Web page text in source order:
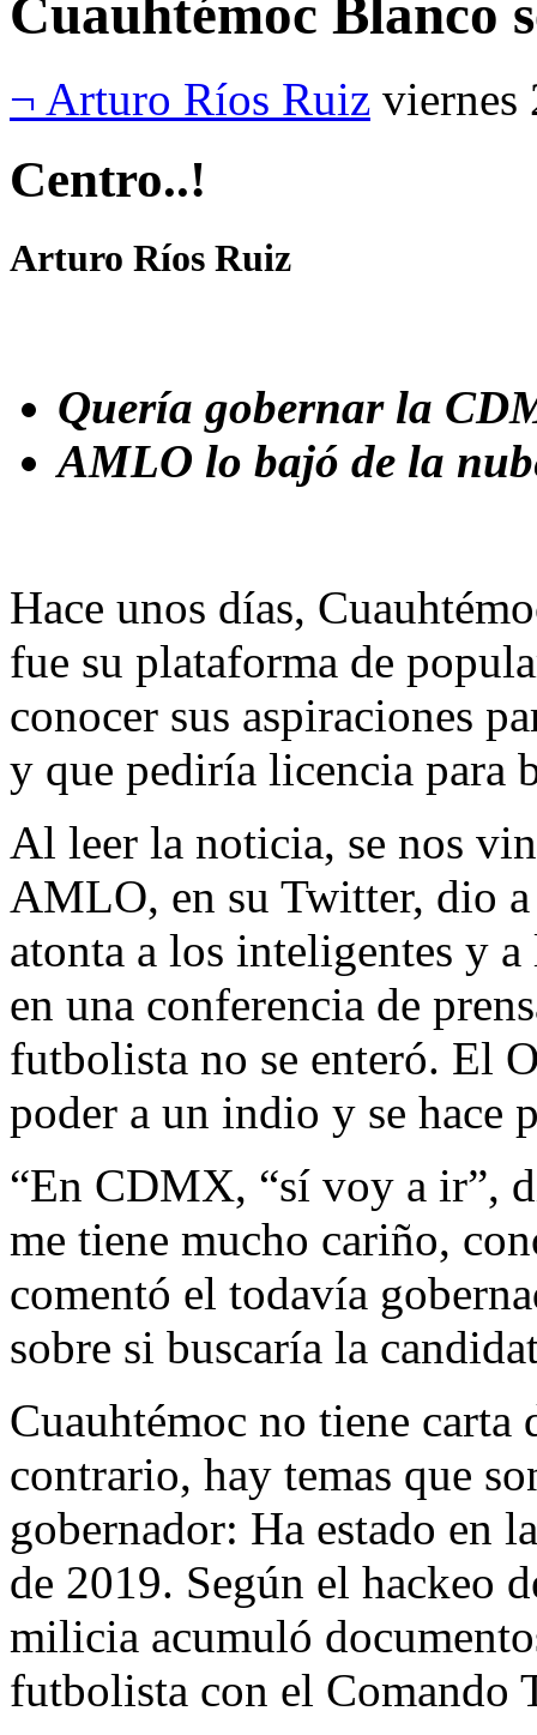
Cuauhtémoc Blanco
¬ Arturo Ríos Ruiz viernes
Centro..!
Arturo Ríos Ruiz
Quería gobernar la
AMLO lo bajó de la
Hace unos días,
fue su plataforma de
conocer sus aspiraciones
y que pediría licencia para
Al leer la noticia, se nos
AMLO, en su Twitter, dio
atonta a los inteligentes y
en una conferencia de
futbolista no se enteró. El
poder a un indio y se hace
“En CDMX, “sí voy a ir”,
me tiene mucho cariño,
comentó el todavía
sobre si buscaría la
Cuauhtémoc no tiene carta
contrario, hay temas que
gobernador: Ha estado en
de 2019. Según el hackeo
milicia acumuló
futbolista con el Comando